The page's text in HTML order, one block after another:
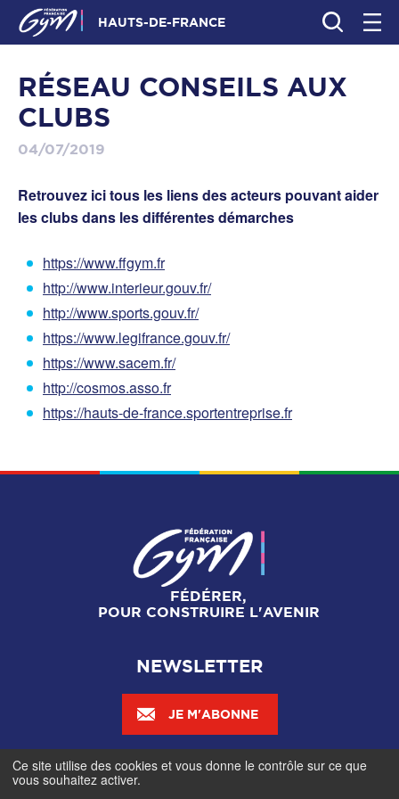
HAUTS-DE-FRANCE
RÉSEAU CONSEILS AUX
CLUBS
04/07/2019
Retrouvez ici tous les liens des acteurs pouvant aider
les clubs dans les différentes démarches
https://www.ffgym.fr
http://www.interieur.gouv.fr/
http://www.sports.gouv.fr/
https://www.legifrance.gouv.fr/
https://www.sacem.fr/
http://cosmos.asso.fr
https://hauts-de-france.sportentreprise.fr
FÉDÉRER,
POUR CONSTRUIRE L'AVENIR
NEWSLETTER
JE M'ABONNE
Mentions légales-Gestionnaire de cookies
Ce site utilise des cookies et vous donne le contrôle sur ce que
vous souhaitez activer.